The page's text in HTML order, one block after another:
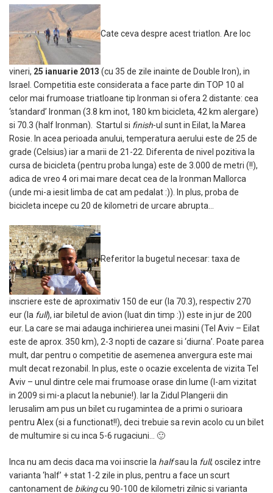
Cate ceva despre acest triatlon. Are loc
vineri, 25 ianuarie 2013 (cu 35 de zile inainte de Double Iron), in
Israel. Competitia este considerata a face parte din TOP 10 al
celor mai frumoase triatloane tip Ironman si ofera 2 distante: cea
‘standard’ Ironman (3.8 km inot, 180 km bicicleta, 42 km alergare)
si 70.3 (half Ironman). Startul si finish-ul sunt in Eilat, la Marea
Rosie. In acea perioada anului, temperatura aerului este de 25 de
grade (Celsius) iar a marii de 21-22. Diferenta de nivel pozitiva la
cursa de bicicleta (pentru proba lunga) este de 3.000 de metri (!!),
adica de vreo 4 ori mai mare decat cea de la Ironman Mallorca
(unde mi-a iesit limba de cat am pedalat :)). In plus, proba de
bicicleta incepe cu 20 de kilometri de urcare abrupta…
Referitor la bugetul necesar: taxa de
inscriere este de aproximativ 150 de eur (la 70.3), respectiv 270
eur (la full), iar biletul de avion (luat din timp :)) este in jur de 200
eur. La care se mai adauga inchirierea unei masini (Tel Aviv – Eilat
este de aprox. 350 km), 2-3 nopti de cazare si ‘diurna’. Poate parea
mult, dar pentru o competitie de asemenea anvergura este mai
mult decat rezonabil. In plus, este o ocazie excelenta de vizita Tel
Aviv – unul dintre cele mai frumoase orase din lume (l-am vizitat
in 2009 si mi-a placut la nebunie!). Iar la Zidul Plangerii din
Ierusalim am pus un bilet cu rugamintea de a primi o surioara
pentru Alex (si a functionat!!), deci trebuie sa revin acolo cu un bilet
de multumire si cu inca 5-6 rugaciuni… 🙂
Inca nu am decis daca ma voi inscrie la halfsau la full; oscilez intre
varianta ‘half’ + stat 1-2 zile in plus, pentru a face un scurt
cantonament de bikingcu 90-100 de kilometri zilnic si varianta